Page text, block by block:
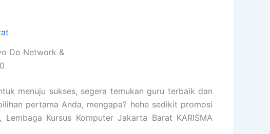
Do Network &
menuju sukses, segera temukan guru terbaik dan
pertama Anda, mengapa? hehe sedikit promosi
Kursus Komputer Jakarta Barat KARISMA